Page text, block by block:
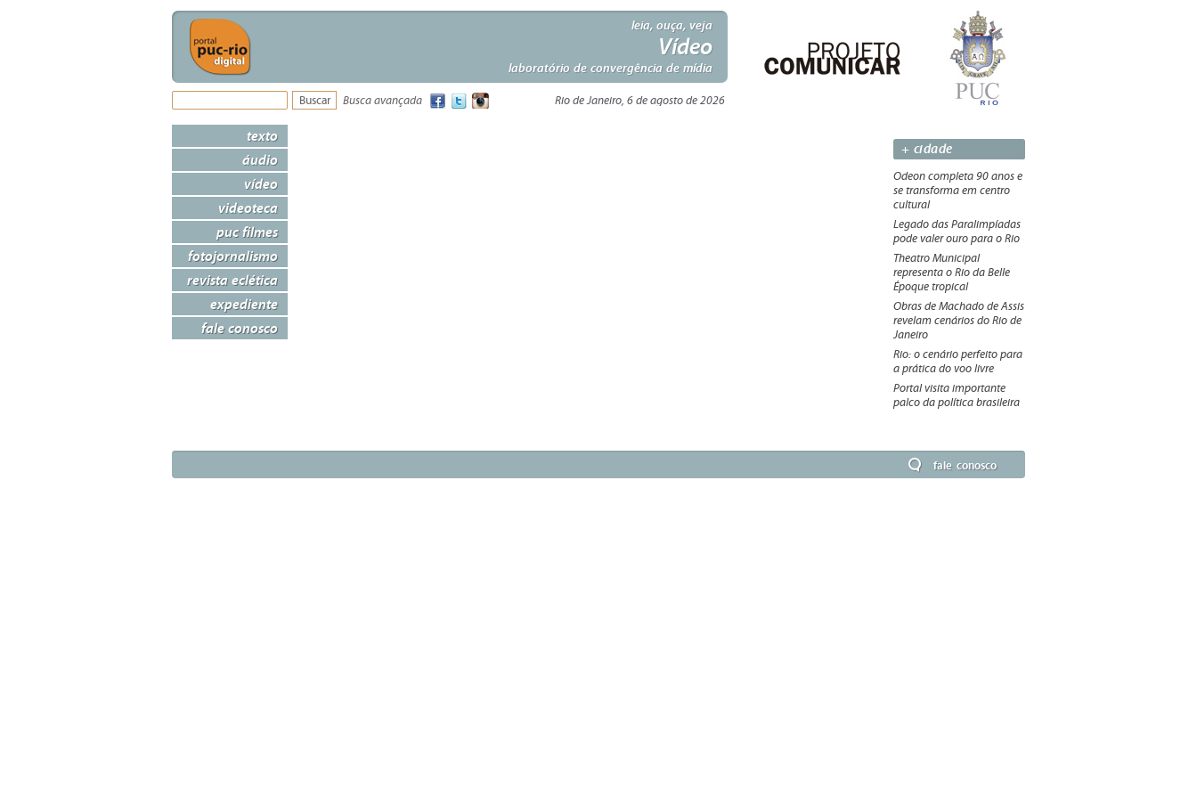
leia, ouça, veja
Vídeo
laboratório de convergência de mídia
Busca avançada Rio de Janeiro, 6 de agosto de 2026
texto
áudio
vídeo
videoteca
puc filmes
fotojornalismo
revista eclética
expediente
fale conosco
+ cidade
Odeon completa 90 anos e
se transforma em centro
cultural
Legado das Paralimpíadas
pode valer ouro para o Rio
Theatro Municipal
representa o Rio da Belle
Époque tropical
Obras de Machado de Assis
revelam cenários do Rio de
Janeiro
Rio: o cenário perfeito para
a prática do voo livre
Portal visita importante
palco da política brasileira
fale conosco